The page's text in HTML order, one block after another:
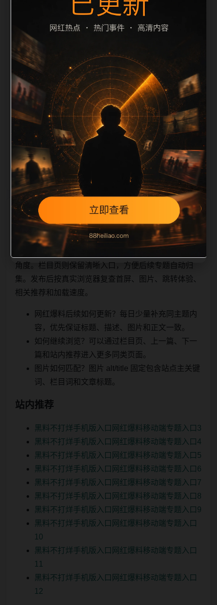
间识别一致主题。后续每日采集时，建议继续执行远程
图片本地化、坏图默认图兜底、标题去重和 description
长度过滤。如果同一主题下有多个相近页面，应通过不
同角度补充事件背景、访问场景、相关问题或专题入
口，降低站群页面之间的重复感。页面底部保留同类推
荐、上一篇下一篇和 sitemap 入口，保证重要页面点击
深度尽量控制在三次以内。正文维护时可按用户搜索路
径补充三类信息：入口是否稳定、同栏目还有哪些可继
续阅读、移动端打开时图片和摘要是否一致。每次新增
内容后同步检查标题、description、canonical、主题
图、alt、title和推荐链接，确保页面既能被搜索引擎理
解，也能让真实用户
相关问题与推荐
顺着栏目继续浏览。同站连续更新时避免重复标题和重
复首段，优先补充不同关键词、不同栏目词和不同问题
角度。栏目页则保留清晰入口，方便后续专题自动归
集。发布后按真实浏览器复查首屏、图片、跳转体验、
相关推荐和加载速度。
网红爆料后续如何更新？每日少量补充同主题内
容，优先保证标题、描述、图片和正文一致。
如何继续浏览？可以通过栏目页、上一篇、下一
篇和站内推荐进入更多同类页面。
图片如何匹配？图片 alt/title 固定包含站点主关键
词、栏目词和文章标题。
站内推荐
黑料不打烊手机版入口网红爆料移动端专题入口3
黑料不打烊手机版入口网红爆料移动端专题入口4
黑料不打烊手机版入口网红爆料移动端专题入口5
黑料不打烊手机版入口网红爆料移动端专题入口6
黑料不打烊手机版入口网红爆料移动端专题入口7
黑料不打烊手机版入口网红爆料移动端专题入口8
黑料不打烊手机版入口网红爆料移动端专题入口9
黑料不打烊手机版入口网红爆料移动端专题入口
10
黑料不打烊手机版入口网红爆料移动端专题入口
11
黑料不打烊手机版入口网红爆料移动端专题入口
12